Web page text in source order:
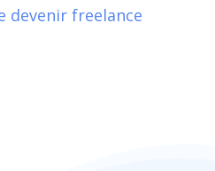
devenir freelance